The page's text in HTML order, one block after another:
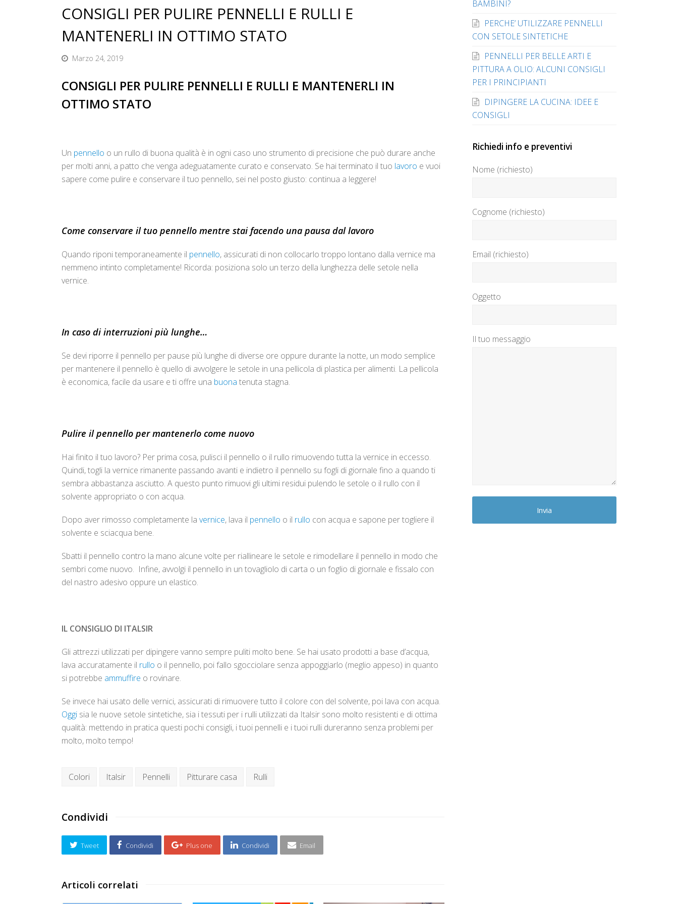
CONSIGLI PER PULIRE PENNELLI E RULLI E
MANTENERLI IN OTTIMO STATO
Marzo 24, 2019
CONSIGLI PER PULIRE PENNELLI E RULLI E MANTENERLI IN
OTTIMO STATO
Un pennello o un rullo di buona qualità è in ogni caso uno strumento di precisione che può durare anche
per molti anni, a patto che venga adeguatamente curato e conservato. Se hai terminato il tuo lavoro e vuoi
sapere come pulire e conservare il tuo pennello, sei nel posto giusto: continua a leggere!
Come conservare il tuo pennello mentre stai facendo una pausa dal lavoro
Quando riponi temporaneamente il pennello, assicurati di non collocarlo troppo lontano dalla vernice ma
nemmeno intinto completamente! Ricorda: posiziona solo un terzo della lunghezza delle setole nella
vernice.
In caso di interruzioni più lunghe…
Se devi riporre il pennello per pause più lunghe di diverse ore oppure durante la notte, un modo semplice
per mantenere il pennello è quello di avvolgere le setole in una pellicola di plastica per alimenti. La pellicola
è economica, facile da usare e ti offre una buona tenuta stagna.
Pulire il pennello per mantenerlo come nuovo
Hai finito il tuo lavoro? Per prima cosa, pulisci il pennello o il rullo rimuovendo tutta la vernice in eccesso.
Quindi, togli la vernice rimanente passando avanti e indietro il pennello su fogli di giornale fino a quando ti
sembra abbastanza asciutto. A questo punto rimuovi gli ultimi residui pulendo le setole o il rullo con il
solvente appropriato o con acqua.
Dopo aver rimosso completamente la vernice, lava il pennello o il rullo con acqua e sapone per togliere il
solvente e sciacqua bene.
Sbatti il pennello contro la mano alcune volte per riallineare le setole e rimodellare il pennello in modo che
sembri come nuovo. Infine, avvolgi il pennello in un tovagliolo di carta o un foglio di giornale e fissalo con
del nastro adesivo oppure un elastico.
IL CONSIGLIO DI ITALSIR
Gli attrezzi utilizzati per dipingere vanno sempre puliti molto bene. Se hai usato prodotti a base d’acqua,
lava accuratamente il rullo o il pennello, poi fallo sgocciolare senza appoggiarlo (meglio appeso) in quanto
si potrebbe ammuffire o rovinare.
Se invece hai usato delle vernici, assicurati di rimuovere tutto il colore con del solvente, poi lava con acqua.
Oggi sia le nuove setole sintetiche, sia i tessuti per i rulli utilizzati da Italsir sono molto resistenti e di ottima
qualità: mettendo in pratica questi pochi consigli, i tuoi pennelli e i tuoi rulli dureranno senza problemi per
molto, molto tempo!
Colori Italsir Pennelli Pitturare casa Rulli
Condividi
Tweet Condividi Plus one Condividi Email
Articoli correlati
BAMBINI?
PERCHE’ UTILIZZARE PENNELLI
CON SETOLE SINTETICHE
PENNELLI PER BELLE ARTI E
PITTURA A OLIO: ALCUNI CONSIGLI
PER I PRINCIPIANTI
DIPINGERE LA CUCINA: IDEE E
CONSIGLI
Richiedi info e preventivi
Nome (richiesto)
Cognome (richiesto)
Email (richiesto)
Oggetto
Il tuo messaggio